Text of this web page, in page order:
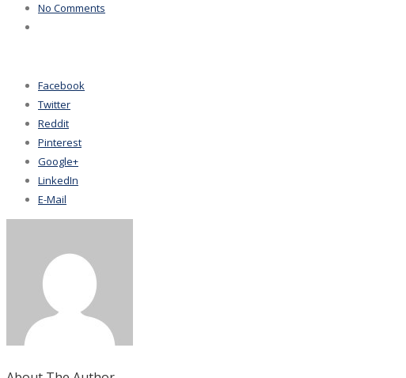
No Comments
Facebook
Twitter
Reddit
Pinterest
Google+
LinkedIn
E-Mail